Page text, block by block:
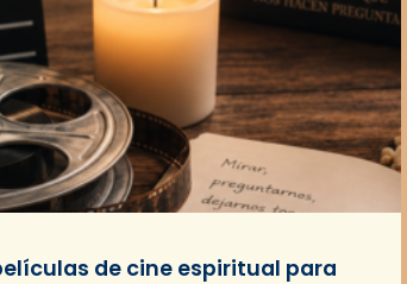
de cine espiritual para